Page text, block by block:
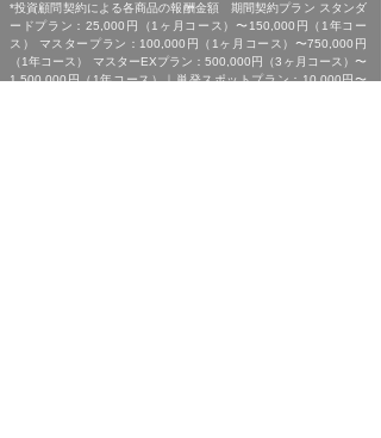
*投資顧問契約による各商品の報酬金額 期間契約プラン スタンダ
ードプラン：25,000円（1ヶ月コース）〜150,000円（1年コー
ス） マスタープラン：100,000円（1ヶ月コース）〜750,000円
（1年コース） マスターEXプラン：500,000円（3ヶ月コース）〜
1,500,000円（1年コース）｜単発スポットプラン：10,000円〜